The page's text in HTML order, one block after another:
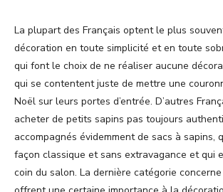
La plupart des Français optent le plus
décoration en toute simplicité et en toute
qui font le choix de ne réaliser aucune
qui se contentent juste de mettre une
Noël sur leurs portes d’entrée. D’autres
acheter de petits sapins pas toujours
accompagnés évidemment de sacs à sapins,
façon classique et sans extravagance et qui
coin du salon. La dernière catégorie